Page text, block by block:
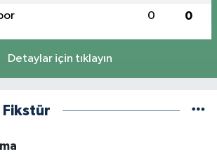
0 0
Detaylar için tıklayın
Fikstür